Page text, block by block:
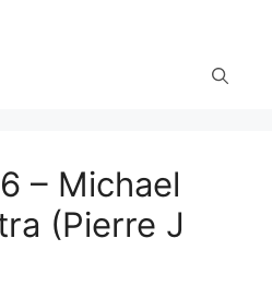
– Michael
(Pierre J